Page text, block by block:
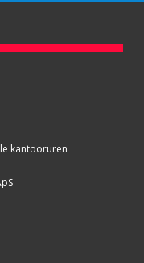
kantooruren